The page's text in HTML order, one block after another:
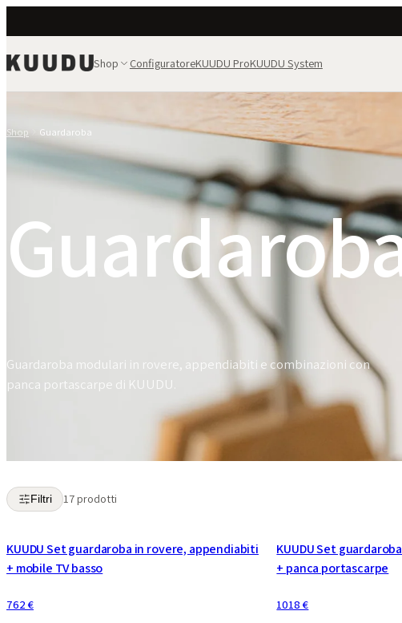
Shop ConfiguratoreKUUDU ProKUUDU System
Shop Guardaroba
Guardaroba modulari in rovere, appendiabiti e combinazioni con
panca portascarpe di KUUDU.
Filtri 17 prodotti
KUUDU Set guardaroba in rovere, appendiabiti
+ mobile TV basso
762 €
KUUDU Set
+ panca portascarpe
1018 €